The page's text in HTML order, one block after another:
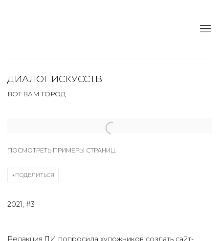
ДИАЛОГ ИСКУССТВ
ВОТ ВАМ ГОРОД
Open a larger version of the following image in a popup:
ПОСМОТРЕТЬ ПРИМЕРЫ СТРАНИЦ
ПОДЕЛИТЬСЯ
2021, #3
Редакция ДИ попросила художников создать сайт-